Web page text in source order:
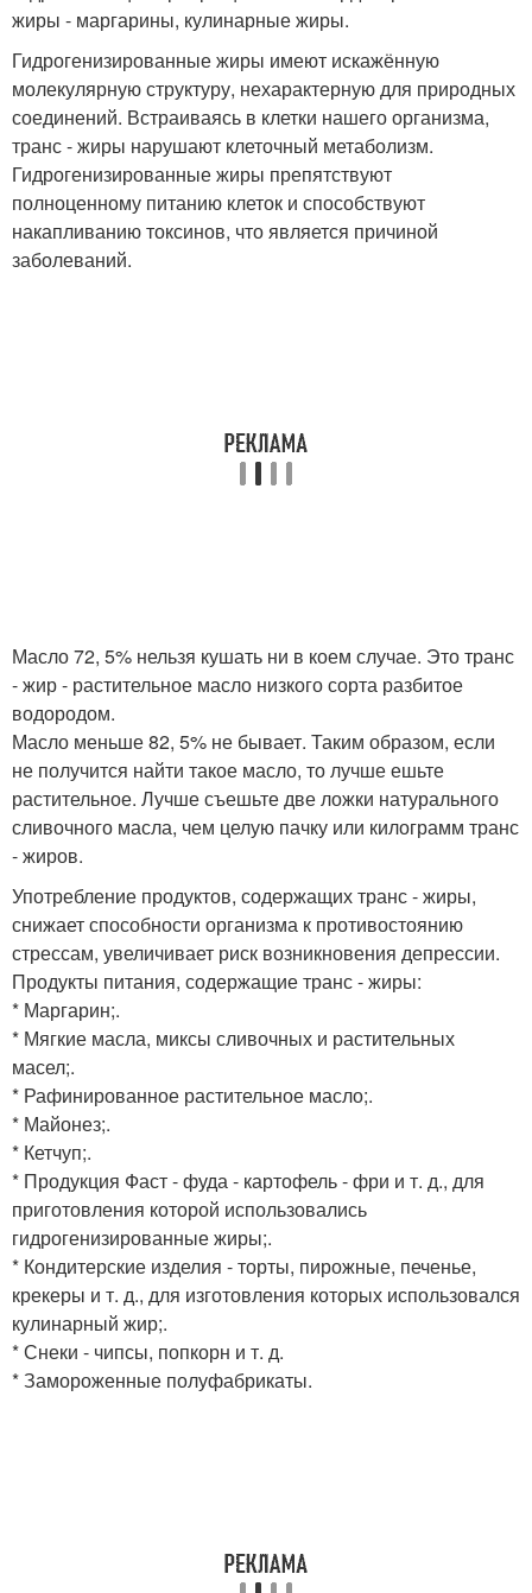
жиры - маргарины, кулинарные жиры.
Гидрогенизированные жиры имеют искажённую
молекулярную структуру, нехарактерную для природных
соединений. Встраиваясь в клетки нашего организма,
транс - жиры нарушают клеточный метаболизм.
Гидрогенизированные жиры препятствуют
полноценному питанию клеток и способствуют
накапливанию токсинов, что является причиной
заболеваний.
Масло 72, 5% нельзя кушать ни в коем случае. Это транс
- жир - растительное масло низкого сорта разбитое
водородом.
Масло меньше 82, 5% не бывает. Таким образом, если
не получится найти такое масло, то лучше ешьте
растительное. Лучше съешьте две ложки натурального
сливочного масла, чем целую пачку или килограмм транс
- жиров.
Употребление продуктов, содержащих транс - жиры,
снижает способности организма к противостоянию
стрессам, увеличивает риск возникновения депрессии.
Продукты питания, содержащие транс - жиры:
* Маргарин;.
* Мягкие масла, миксы сливочных и растительных
масел;.
* Рафинированное растительное масло;.
* Майонез;.
* Кетчуп;.
* Продукция Фаст - фуда - картофель - фри и т. д., для
приготовления которой использовались
гидрогенизированные жиры;.
* Кондитерские изделия - торты, пирожные, печенье,
крекеры и т. д., для изготовления которых использовался
кулинарный жир;.
* Снеки - чипсы, попкорн и т. д.
* Замороженные полуфабрикаты.